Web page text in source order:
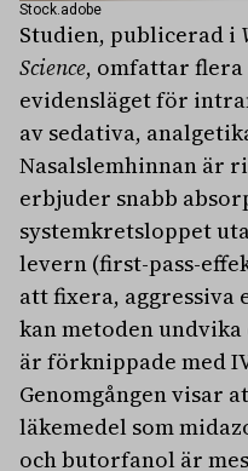
Stock.adobe
Studien, publicerad i
Science, omfattar
evidensläget för
av sedativa,
Nasalslemhinnan är
erbjuder snabb
systemkretsloppet
levern (first-pass-
att fixera,
kan metoden
är förknippade med
Genomgången visar
läkemedel som
och butorfanol är